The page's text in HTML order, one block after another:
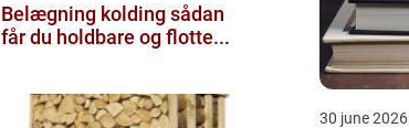
Belægning kolding sådan
får du holdbare og flotte...
30 june 2026